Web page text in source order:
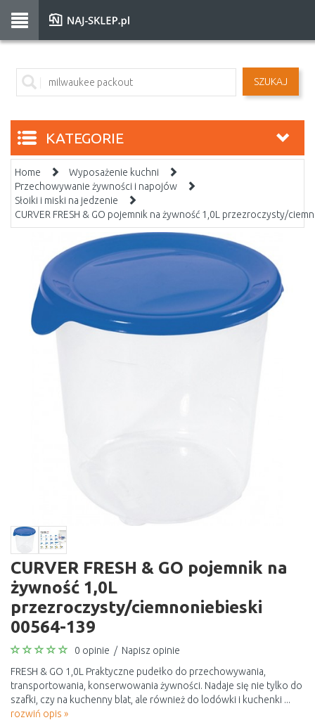
SZUKAJ
KATEGORIE
Home
Wyposażenie kuchni
Przechowywanie żywności i napojów
Słoiki i miski na jedzenie
CURVER FRESH & GO pojemnik na żywność 1,0L przezroczysty/
CURVER FRESH & GO pojemnik na
żywność 1,0L
przezroczysty/ciemnoniebieski
00564-139
0 opinie / Napisz opinie
FRESH & GO 1,0L Praktyczne pudełko do przechowywania,
transportowania, konserwowania żywności. Nadaje się nie tylko do
szafki, czy na kuchenny blat, ale również do lodówki i kuchenki ...
rozwiń opis »